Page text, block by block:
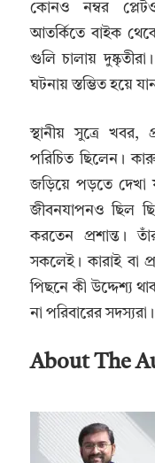
কোনও নম্বর
আতর্কিতে বাইক
গুলি চালায়
ঘটনায় স্তম্ভিত হয়ে
স্থানীয় সুত্রে খবর,
পরিচিত ছিলেন।
জড়িয়ে পড়তে দেখা
জীবনযাপনও ছিল
করতেন প্রশান্ত।
সকলেই। কারাই বা
পিছনে কী উদ্দেশ্য
না পরিবারের সদস্যরা।
About The